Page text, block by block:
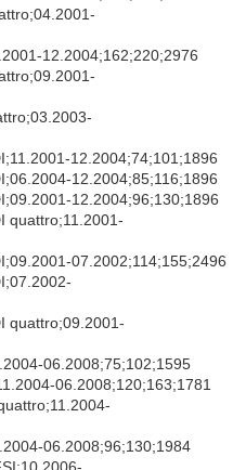
12.2004;162;220;2976
12.2004;74;101;1896
12.2004;85;116;1896
12.2004;96;130;1896
quattro;11.2001-
07.2002;114;155;2496
quattro;09.2001-
06.2008;75;102;1595
06.2008;120;163;1781
06.2008;96;130;1984